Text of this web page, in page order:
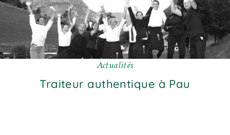
Actualités
Traiteur authentique à Pau